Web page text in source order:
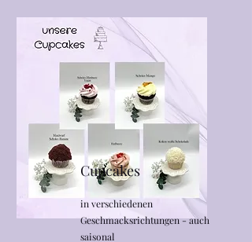
Cupcakes
in verschiedenen
Geschmacksrichtungen - auch
saisonal